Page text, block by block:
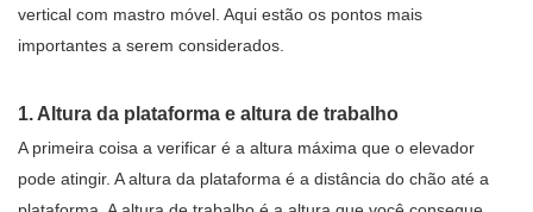
vertical com mastro móvel. Aqui estão os pontos mais
importantes a serem considerados.
1. Altura da plataforma e altura de trabalho
A primeira coisa a verificar é a altura máxima que o elevador
pode atingir. A altura da plataforma é a distância do chão até a